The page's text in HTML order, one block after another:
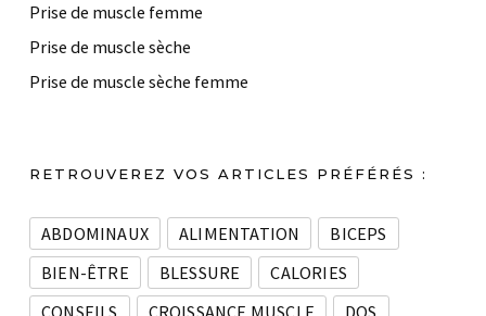
Prise de muscle femme
Prise de muscle sèche
Prise de muscle sèche femme
RETROUVEREZ VOS ARTICLES PRÉFÉRÉS :
ABDOMINAUX ALIMENTATION
BICEPS
BIEN-ÊTRE
BLESSURE
CALORIES